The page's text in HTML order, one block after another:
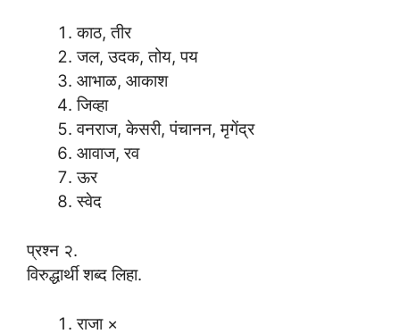
काठ, तीर
जल, उदक, तोय, पय
आभाळ, आकाश
जिव्हा
वनराज, केसरी, पंचानन, मृगेंद्र
आवाज, रव
ऊर
स्वेद
प्रश्न २.
विरुद्धार्थी शब्द लिहा.
राजा ×